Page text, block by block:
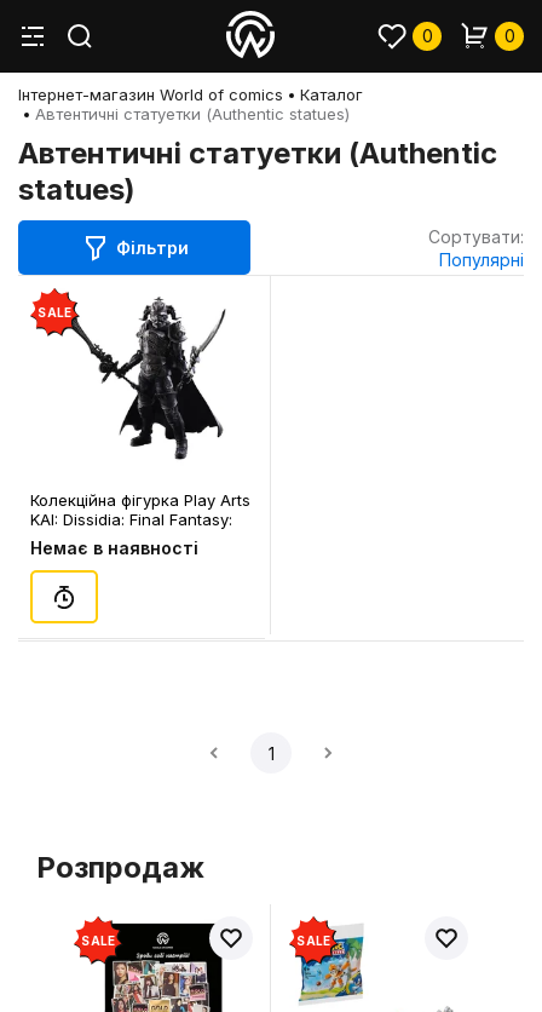
0 0
Інтернет-магазин World of comics
Каталог
Автентичні статуетки (Authentic statues)
Автентичні статуетки (Authentic
statues)
Фільтри
Сортувати:
Популярні
SALE
Колекційна фігурка Play Arts
KAI: Dissidia: Final Fantasy:
Gabranth, (44293)
Немає в наявності
1
Розпродаж
SALE SALE